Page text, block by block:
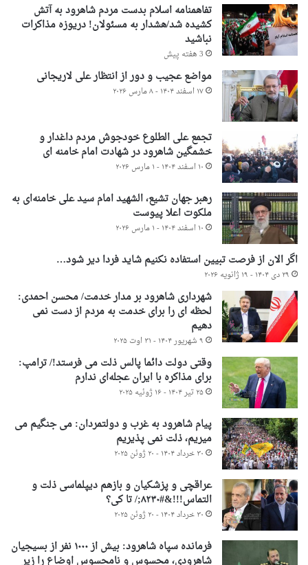
تفاهمنامه اسلام بدست مردم شاهرود به آتش
کشیده شد/هشدار به مسئولان! دریوزه مذاکرات
نباشید
3 هفته پیش
مواضع عجیب و دور از انتظار علی لاریجانی
۱۷ اسفند ۱۴۰۴ - ۸ مارس ۲۰۲۶
تجمع علی الطلوع خودجوش مردم داغدار و
خشمگین شاهرود در شهادت امام خامنه ای
۱۰ اسفند ۱۴۰۴ - ۱ مارس ۲۰۲۶
رهبر جهان تشیع، الشهید امام سید علی خامنه‌ای به
ملکوت اعلا پیوست
۱۰ اسفند ۱۴۰۴ - ۱ مارس ۲۰۲۶
اگر الان از فرصت تبیین استفاده نکنیم شاید فردا دیر شود…
۲۹ دی ۱۴۰۴ - ۱۹ ژانویه ۲۰۲۶
شهرداری شاهرود بر مدار خدمت/ محسن احمدی:
لحظه ای را برای خدمت به مردم از دست نمی
دهیم
۹ شهریور ۱۴۰۴ - ۳۱ اوت ۲۰۲۵
وقتی دولت دائما پالس ذلت می فرستد!/ ترامپ:
برای مذاکره با ایران عجله‌ای ندارم
۲۵ تیر ۱۴۰۴ - ۱۶ ژوئیه ۲۰۲۵
پیام شاهرود به غرب و دولتمردان: می جنگیم می
میریم، ذلت نمی پذیریم
۳۰ خرداد ۱۴۰۴ - ۲۰ ژوئن ۲۰۲۵
عراقچی و پزشکیان و بازهم دیپلماسی ذلت و
التماس!!!&#۸۲۳۰;/ تا کی؟
۳۰ خرداد ۱۴۰۴ - ۲۰ ژوئن ۲۰۲۵
فرمانده سپاه شاهرود: بیش از ۱۰۰۰ نفر از بسیجیان
شاهرودی، محسوس و نامحسوس اوضاع را زیر